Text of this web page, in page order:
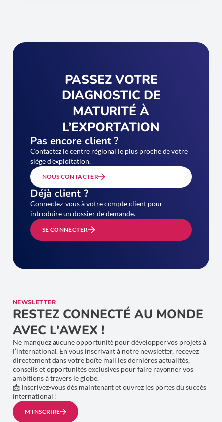
PASSEZ VOTRE
DIAGNOSTIC DE
MATURITÉ À
L’EXPORTATION
Pas encore client ?
Contactez le centre régional le plus proche de votre
siège d’exploitation.
NOUS CONTACTER
Déjà client ?
Connectez-vous à votre compte client pour
introduire un dossier de demande.
SE CONNECTER
NEWSLETTER
RESTEZ CONNECTÉ AU MONDE
AVEC L'AWEX !
Ne manquez aucune opportunité pour développer vos projets à
l’international. En vous inscrivant à notre newsletter, recevez
directement dans votre boîte mail les dernières actualités,
conseils et opportunités exclusives pour faire rayonner vos
ambitions à travers le globe.
📩 Inscrivez-vous dès maintenant et ouvrez les portes du succès
international !
M'INSCRIRE